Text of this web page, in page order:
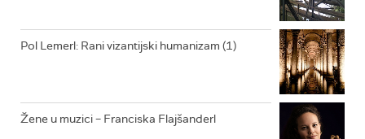
RADIO DŽEZER
Pol Lemerl: Rani vizantijski humanizam (1)
Žene u muzici – Franciska Flajšanderl